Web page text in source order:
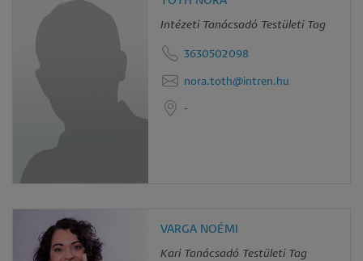
Intézeti Tanácsadó Testületi Tag
3630502098
nora.toth@intren.hu
-
VARGA NOÉMI
Kari Tanácsadó Testületi Tag